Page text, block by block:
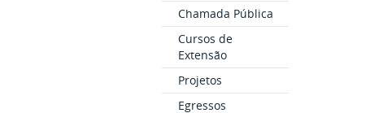
Chamada Pública
Cursos de
Extensão
Projetos
Egressos